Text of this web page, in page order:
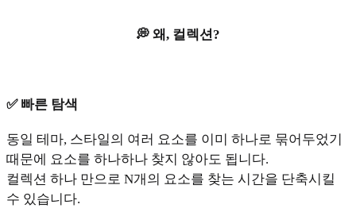
💭 왜, 컬렉션?
✅ 빠른 탐색
동일 테마, 스타일의 여러 요소를 이미 하나로 묶어두었기
때문에 요소를 하나하나 찾지 않아도 됩니다.
컬렉션 하나 만으로 N개의 요소를 찾는 시간을 단축시킬
수 있습니다.